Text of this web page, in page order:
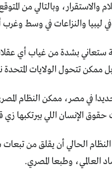
والاستقرار، وبالتالي من
ليبيا والنزاعات في وسط وغرب
ستعاني بشدة من غياب أي
ممكن تتحول الولايات المتحدة
في مصر، ممكن النظام
الإنسان اللي بيرتكبها زي
النظام الحالي أن يقلق من
العالمي، وطبعا المصري.